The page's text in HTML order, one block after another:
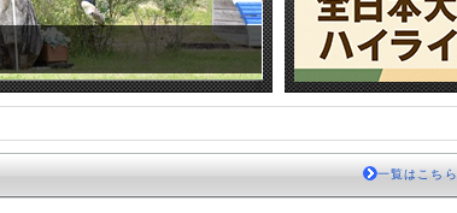
一覧はこちら